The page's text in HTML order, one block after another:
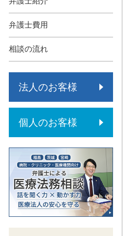
弁護士費用
相談の流れ
法人のお客様
個人のお客様